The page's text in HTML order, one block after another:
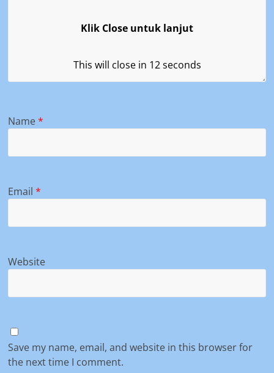
Name*
Email*
Website
Save my name, email, and website in this browser for
the next time I comment.
Klik Close untuk lanjut
This will close in 11seconds